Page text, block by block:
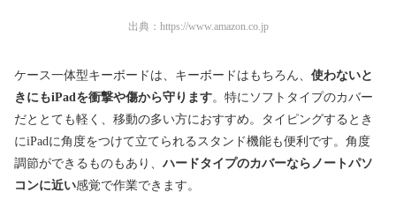
出典： https://www.amazon.co.jp
ケース一体型キーボードは、キーボードはもちろん、 使わないと
きにもiPadを衝撃や傷から守ります。特にソフトタイプのカバー
だととても軽く、移動の多い方におすすめ。タイピングするとき
にiPadに角度をつけて立てられるスタンド機能も便利です。角度
調節ができるものもあり、ハードタイプのカバーならノートパソ
コンに近い感覚で作業できます。